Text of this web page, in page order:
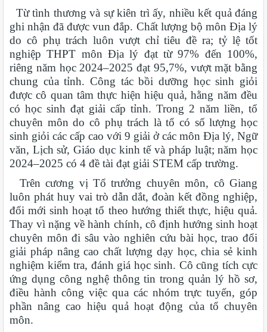
Từ tình thương và sự kiên trì ấy, nhiều kết quả đáng
ghi nhận đã được vun đắp. Chất lượng bộ môn Địa lý
do cô phụ trách luôn vượt chỉ tiêu đề ra; tỷ lệ tốt
nghiệp THPT môn Địa lý đạt từ 97% đến 100%,
riêng năm học 2024–2025 đạt 95,7%, vượt mặt bằng
chung của tỉnh. Công tác bồi dưỡng học sinh giỏi
được cô quan tâm thực hiện hiệu quả, hằng năm đều
có học sinh đạt giải cấp tỉnh. Trong 2 năm liền, tổ
chuyên môn do cô phụ trách là tổ có số lượng học
sinh giỏi các cấp cao với 9 giải ở các môn Địa lý, Ngữ
văn, Lịch sử, Giáo dục kinh tế và pháp luật; năm học
2024–2025 có 4 đề tài đạt giải STEM cấp trường.
Trên cương vị Tổ trưởng chuyên môn, cô Giang
luôn phát huy vai trò dẫn dắt, đoàn kết đồng nghiệp,
đổi mới sinh hoạt tổ theo hướng thiết thực, hiệu quả.
Thay vì nặng về hành chính, cô định hướng sinh hoạt
chuyên môn đi sâu vào nghiên cứu bài học, trao đổi
giải pháp nâng cao chất lượng dạy học, chia sẻ kinh
nghiệm kiểm tra, đánh giá học sinh. Cô cũng tích cực
ứng dụng công nghệ thông tin trong quản lý hồ sơ,
điều hành công việc qua các nhóm trực tuyến, góp
phần nâng cao hiệu quả hoạt động của tổ chuyên
môn.